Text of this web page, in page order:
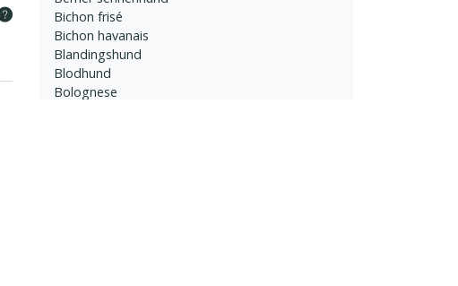
Bichon frisé
Bichon havanais
Blandingshund
Blodhund
Bolognese